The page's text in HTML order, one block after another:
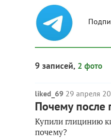
9 записей, 2 фото
liked_69 29 апреля
Почему после
Купили глицинию
почему?